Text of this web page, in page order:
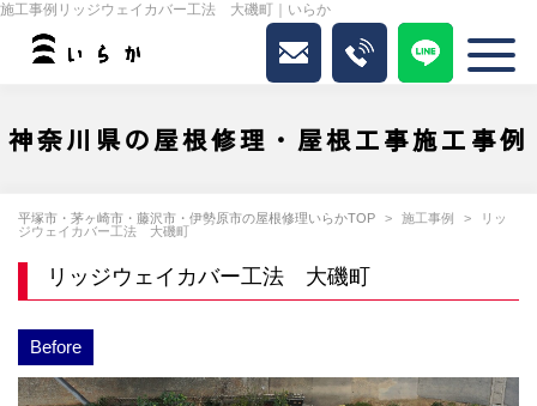
施工事例リッジウェイカバー工法 大磯町｜いらか
神奈川県の屋根修理・屋根工事施工事例
平塚市・茅ヶ崎市・藤沢市・伊勢原市の屋根修理いらかTOP 施工事例
リッ
ジウェイカバー工法 大磯町
リッジウェイカバー工法 大磯町
Before